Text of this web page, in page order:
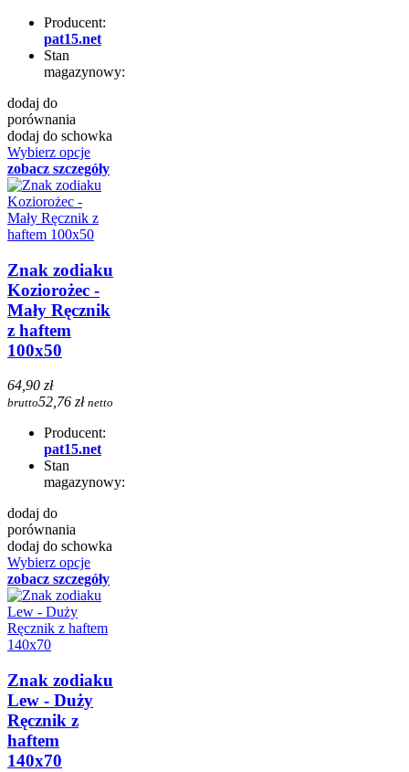
Producent:
pat15.net
Stan
magazynowy:
dodaj do
porównania
dodaj do schowka
Wybierz opcje
zobacz szczegóły
Znak zodiaku
Koziorożec -
Mały Ręcznik
z haftem
100x50
64,90 zł
brutto52,76 zł netto
Producent:
pat15.net
Stan
magazynowy:
dodaj do
porównania
dodaj do schowka
Wybierz opcje
zobacz szczegóły
Znak zodiaku
Lew - Duży
Ręcznik z
haftem
140x70